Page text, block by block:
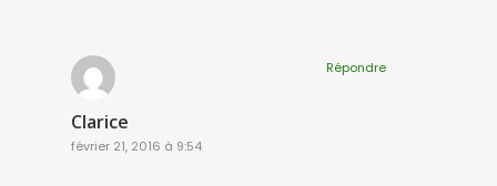
Clarice
février 21, 2016 à 9:54
Répondre